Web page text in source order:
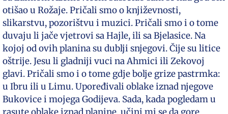
otišao u Rožaje. Pričali smo o književnosti,
slikarstvu, pozorištvu i muzici. Pričali smo i o tome
duvaju li jače vjetrovi sa Hajle, ili sa Bjelasice. Na
kojoj od ovih planina su dublji snjegovi. Čije su litice
oštrije. Jesu li gladniji vuci na Ahmici ili Zekovoj
glavi. Pričali smo i o tome gdje bolje grize pastrmka:
u Ibru ili u Limu. Upoređivali oblake iznad njegove
Bukovice i mojega Godijeva. Sada, kada pogledam u